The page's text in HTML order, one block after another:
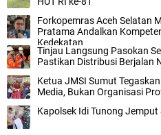
Forkopemras Aceh Selatan
Pratama Andalkan
Kedekatan
‎Tinjau Langsung Pasokan
Pastikan Distribusi Berjalan
Ketua JMSI Sumut
Media, Bukan Organisasi
Kapolsek Idi Tunong